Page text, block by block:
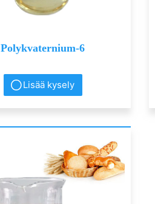
Polykvaternium-6
Lisää kysely